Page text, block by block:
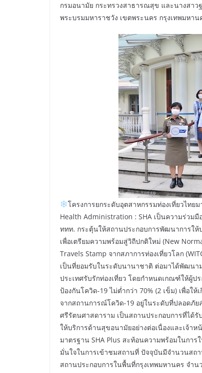
กรมอนามัย กระทรวงสาธารณสุข และนางสา
พระบรมมหาราชวัง เขตพระนคร กรุงเทพมหาน
โครงการยกระดับอุตสาหกรรมท่องเที่ยวไท
Health Administration : SHA เป็นความร่วม
ททท. กระตุ้นให้สถานประกอบการพัฒนาการใ
เพื่อเตรียมความพร้อมสู่วิถีปกติใหม่ (New
Travels Stamp จากสภาการท่องเที่ยวโลก
เป็นที่ยอมรับในระดับนานาชาติ ต่อมาได้พัฒนาม
ประเทศรับรักท่องเที่ยว โดยกำหนดเกณฑ์ให้ผู้
ป้องกันโควิด-19 ไม่ต่ำกว่า 70% (2 เข็ม) เพื่อใ
จากสถานการณ์โควิด-19 อยู่ในระดับที่ปลอดภั
ศรีรัตนศาสดาราม เป็นสถานประกอบการที่ได้รั
ให้บริการด้านสุขอนามัยอย่างต่อเนื่องและเจ้
มาตรฐาน SHA Plus สะท้อนความพร้อมในกา
มั่นใจในการเข้าชมสถานที่ ปัจจุบันมีจำนวนสถ
สถานประกอบการในพื้นที่กรุงเทพมหานคร จำ